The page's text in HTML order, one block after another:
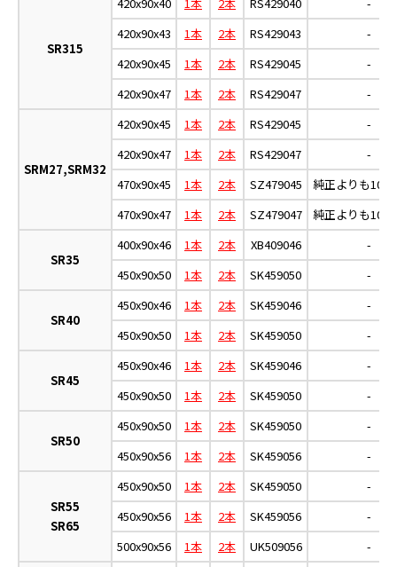
SR315
420x90x43
1本 2本 RS429043
-
420x90x45
1本 2本 RS429045
-
420x90x47
1本 2本 RS429047 -
SRM27,SRM32
420x90x45 1本 2本 RS429045
-
420x90x47
1本 2本 RS429047
-
470x90x45
1本 2本 SZ479045
純正よりも
470x90x47
1本 2本 SZ479047 純正よりも
SR35
400x90x46 1本 2本 XB409046
-
450x90x50
1本 2本 SK459050 -
SR40
450x90x46 1本 2本 SK459046
-
450x90x50
1本 2本 SK459050 -
SR45
450x90x46 1本 2本 SK459046
-
450x90x50
1本 2本 SK459050 -
SR50
450x90x50 1本 2本 SK459050
-
450x90x56
1本 2本 SK459056 -
SR55
SR65
450x90x50 1本 2本 SK459050
-
450x90x56
1本 2本 SK459056
-
500x90x56
1本 2本 UK509056 -